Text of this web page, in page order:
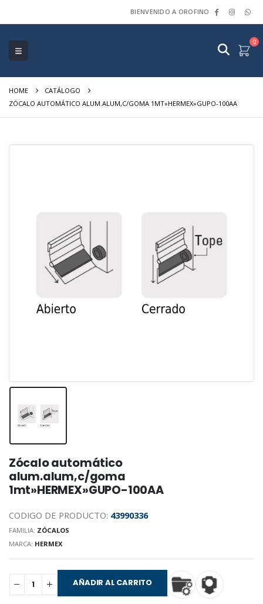
BIENVENIDO A OROFINO
0
HOME
CATÁLOGO
ZÓCALO AUTOMÁTICO ALUM.ALUM,C/GOMA 1MT»HERMEX»GUPO-100AA
Zócalo automático
alum.alum,c/goma
1mt»HERMEX»GUPO-100AA
CODIGO DE PRODUCTO: 43990336
FAMILIA: ZÓCALOS
MARCA: HERMEX
AÑADIR AL CARRITO